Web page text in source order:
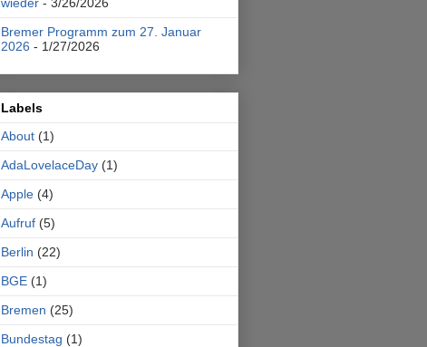
Bremer Programm zum 27. Januar
2026 - 1/27/2026
Labels
About (1)
AdaLovelaceDay (1)
Apple (4)
Aufruf (5)
Berlin (22)
BGE (1)
Bremen (25)
Bundestag (1)